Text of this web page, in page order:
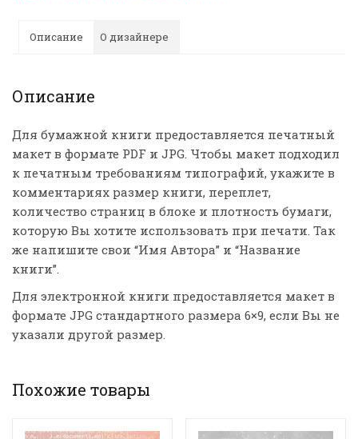
Описание О дизайнере
Описание
Для бумажной книги предоставляется печатный
макет в формате PDF и JPG. Чтобы макет подходил
к печатным требованиям типографий, укажите в
комментариях размер книги, переплет,
количество страниц в блоке и плотность бумаги,
которую Вы хотите использовать при печати. Так
же напишите свои “Имя Автора” и “Название
книги”.
Для электронной книги предоставляется макет в
формате JPG стандартного размера 6×9, если Вы не
указали другой размер.
Похожие товары